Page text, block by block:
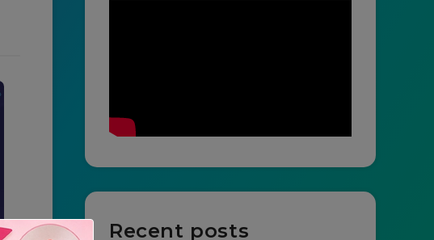
Recent posts